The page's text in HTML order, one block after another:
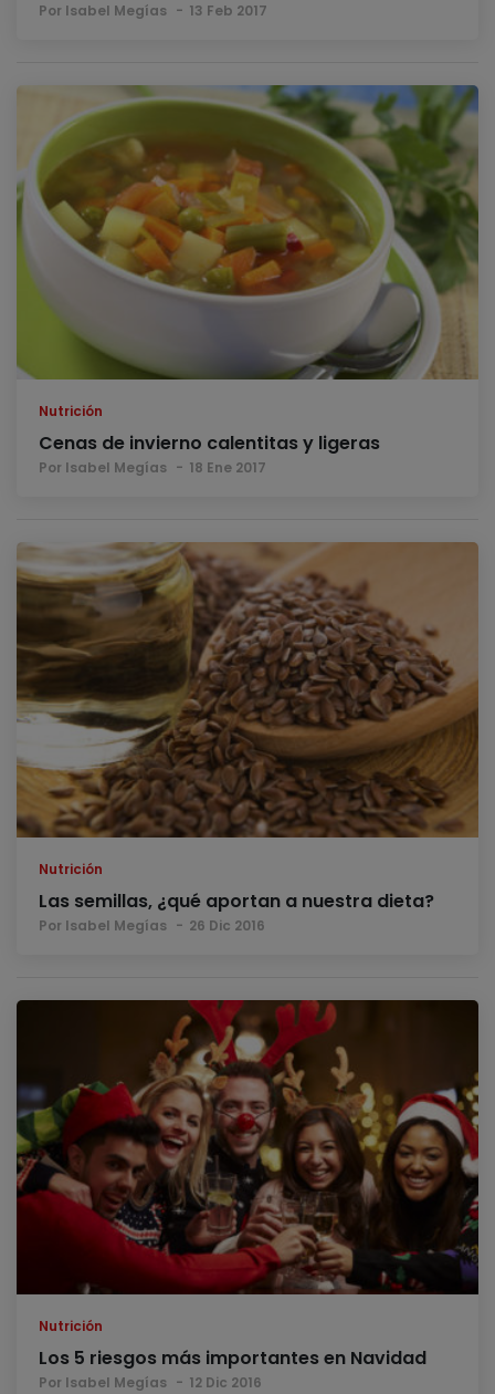
Por Isabel Megías 13 Feb 2017
Nutrición
Cenas de invierno calentitas y ligeras
Por Isabel Megías 18 Ene 2017
Nutrición
Las semillas, ¿qué aportan a nuestra dieta?
Por Isabel Megías 26 Dic 2016
Nutrición
Los 5 riesgos más importantes en Navidad
Por Isabel Megías 12 Dic 2016